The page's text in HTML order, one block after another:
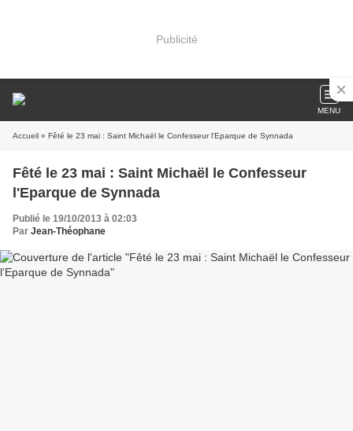
Publicité
MENU
Accueil » Fêté le 23 mai : Saint Michaël le Confesseur l'Eparque de Synnada
Fêté le 23 mai : Saint Michaël le Confesseur
l'Eparque de Synnada
Publié le 19/10/2013 à 02:03
Par Jean-Théophane